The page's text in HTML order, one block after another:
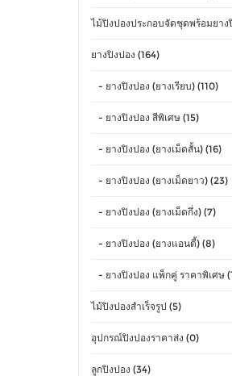
ไม้ปิงปองประกอบจัดชุดพร้อมยาง
ยางปิงปอง (164)
- ยางปิงปอง (ยางเรียบ) (110)
- ยางปิงปอง สีพิเศษ (15)
- ยางปิงปอง (ยางเม็ดสั้น) (16)
- ยางปิงปอง (ยางเม็ดยาว) (23)
- ยางปิงปอง (ยางเม็ดกึ่ง) (7)
- ยางปิงปอง (ยางแอนตี้) (8)
- ยางปิงปอง แพ็กคู่ ราคาพิเศษ
ไม้ปิงปองสำเร็จรูป (5)
อุปกรณ์ปิงปองราคาส่ง (0)
ลูกปิงปอง (34)